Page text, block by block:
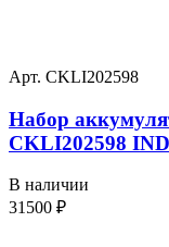
Арт. CKLI202598
Набор
CKLI202598
В наличии
31500 ₽